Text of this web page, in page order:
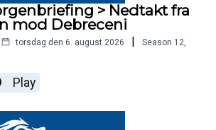
> Nedtakt fra
mod Debreceni
torsdag den 6. august 2026 | Season 12
Play